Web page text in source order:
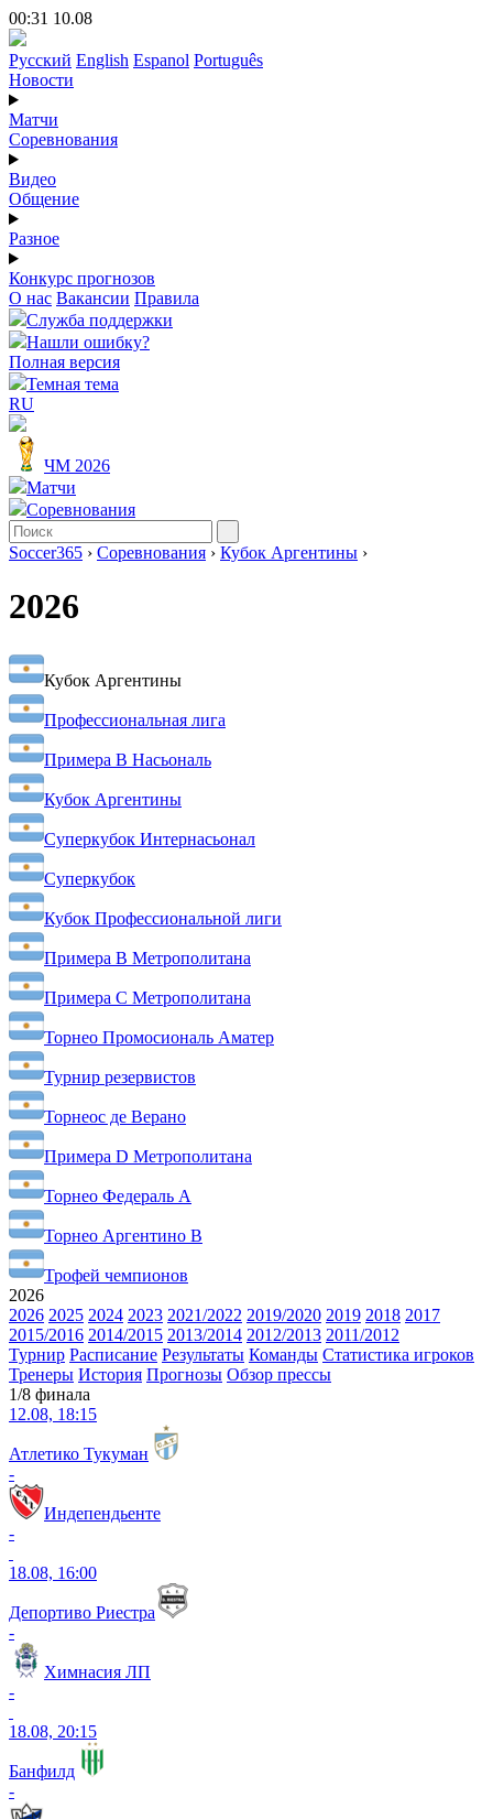
00:31 10.08
Русский English Espanol Português
Новости
Матчи
Соревнования
Видео
Общение
Разное
Конкурс прогнозов
О нас Вакансии Правила
Служба поддержки
Нашли ошибку?
Полная версия
Темная тема
RU
ЧМ 2026
Матчи
Соревнования
Soccer365 › Соревнования › Кубок Аргентины ›
2026
Кубок Аргентины
Профессиональная лига
Примера B Насьональ
Кубок Аргентины
Суперкубок Интернасьонал
Суперкубок
Кубок Профессиональной лиги
Примера B Метрополитана
Примера C Метрополитана
Торнео Промосиональ Аматер
Турнир резервистов
Торнеос де Верано
Примера D Метрополитана
Торнео Федераль A
Торнео Аргентино B
Трофей чемпионов
2026
2026 2025 2024 2023 2021/2022 2019/2020 2019 2018 2017
2015/2016 2014/2015 2013/2014 2012/2013 2011/2012
Турнир Расписание Результаты Команды Статистика игроков
Тренеры История Прогнозы Обзор прессы
1/8 финала
12.08, 18:15
Атлетико Тукуман
-
Индепендьенте
-
18.08, 16:00
Депортиво Риестра
-
Химнасия ЛП
-
18.08, 20:15
Банфилд
-